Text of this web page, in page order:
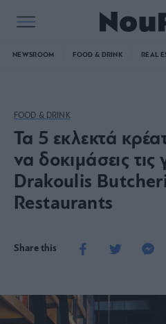
NEWSROOM FOOD & DRINK REAL
FOOD & DRINK
Τα 5 εκλεκτά
να δοκιμάσεις τις
Drakoulis
Restaurants
Share this